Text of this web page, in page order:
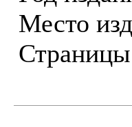
Место